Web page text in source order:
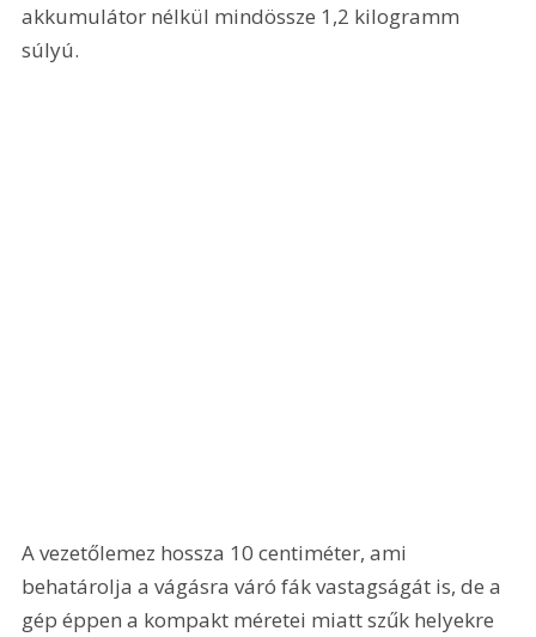
akkumulátor nélkül mindössze 1,2 kilogramm
súlyú.
A vezetőlemez hossza 10 centiméter, ami
behatárolja a vágásra váró fák vastagságát is, de a
gép éppen a kompakt méretei miatt szűk helyekre